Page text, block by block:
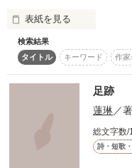
表紙を見る
あ　ん　た　な　ん　
ば　よ　かっ　た
暗くて
最悪な人生だった…
でもね…それを変えてく
検索結果
タイトル
キーワード 作家
足跡
蓮琳／著
総文字数/
詩・短歌